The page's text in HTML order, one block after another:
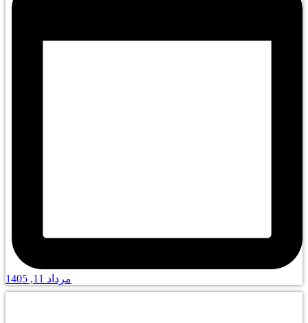
مرداد 11, 1405